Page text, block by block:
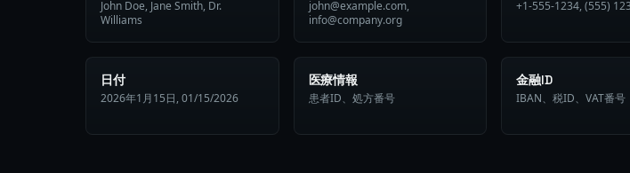
John Doe, Jane Smith, Dr.
Williams
john@example.com,
info@company.org
+1-555-1234, (555)
日付
2026年1月15日, 01/15/2026
医療情報
患者ID、処方番号
金融ID
IBAN、税ID、VAT番号